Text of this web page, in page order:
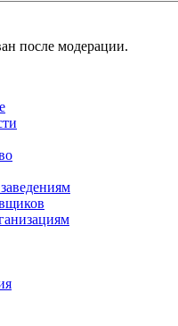
после модерации.